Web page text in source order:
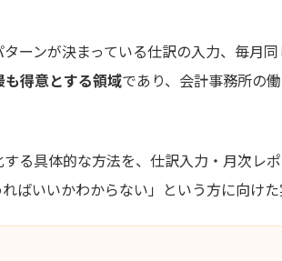
ーンが決まっている仕訳の入力、毎月
得意とする領域であり、会計事務所の
る具体的な方法を、仕訳入力・月次レ
ばいいかわからない」という方に向けた